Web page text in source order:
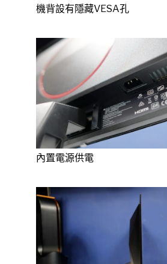
機背設有隱藏VESA孔
內置電源供電